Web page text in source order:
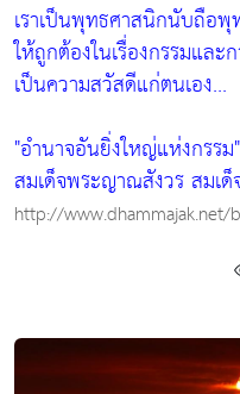
เราเป็นพุทธศาสนิกนับถือพุ
ให้ถูกต้องในเรื่องกรรมและ
เป็นความสวัสดีแก่ตนเอง...
"อำนาจอันยิ่งใหญ่แห่งกรรม"
สมเด็จพระญาณสังวร สมเ
http://